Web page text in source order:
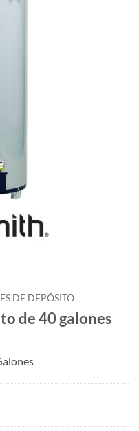
DE DEPÓSITO
de 40 galones